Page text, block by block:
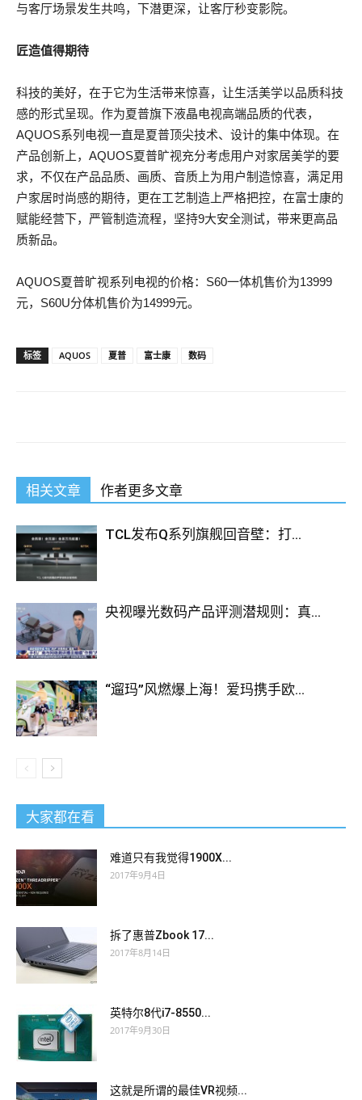
与客厅场景发生共鸣，下潜更深，让客厅秒变影院。
匠造值得期待
科技的美好，在于它为生活带来惊喜，让生活美学以品质科技
感的形式呈现。作为夏普旗下液晶电视高端品质的代表，
AQUOS系列电视一直是夏普顶尖技术、设计的集中体现。在
产品创新上，AQUOS夏普旷视充分考虑用户对家居美学的要
求，不仅在产品品质、画质、音质上为用户制造惊喜，满足用
户家居时尚感的期待，更在工艺制造上严格把控，在富士康的
赋能经营下，严管制造流程，坚持9大安全测试，带来更高品
质新品。
AQUOS夏普旷视系列电视的价格：S60一体机售价为13999
元，S60U分体机售价为14999元。
标签 AQUOS 夏普 富士康 数码
相关文章 作者更多文章
TCL发布Q系列旗舰回音壁：打...
央视曝光数码产品评测潜规则：真...
“遛玛”风燃爆上海！爱玛携手欧...
大家都在看
难道只有我觉得1900X...
2017年9月4日
拆了惠普Zbook 17...
2017年8月14日
英特尔8代i7-8550...
2017年9月30日
这就是所谓的最佳VR视频...